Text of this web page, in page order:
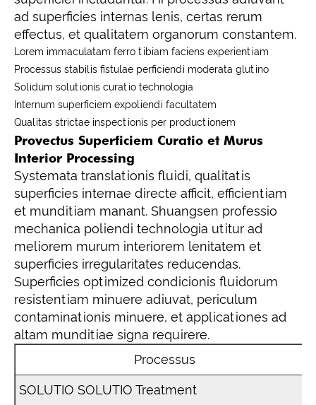
ad superficies internas lenis, certas rerum
effectus, et qualitatem organorum constantem.
Lorem immaculatam ferro tibiam faciens experientiam
Processus stabilis fistulae perficiendi moderata glutino
Solidum solutionis curatio technologia
Internum superficiem expoliendi facultatem
Qualitas strictae inspectionis per productionem
Provectus Superficiem Curatio et Murus
Interior Processing
Systemata translationis fluidi, qualitatis
superficies internae directe afficit, efficientiam
et munditiam manant. Shuangsen professio
mechanica poliendi technologia utitur ad
meliorem murum interiorem lenitatem et
superficies irregularitates reducendas.
Superficies optimized condicionis fluidorum
resistentiam minuere adiuvat, periculum
contaminationis minuere, et applicationes ad
altam munditiae signa requirere.
Processus
SOLUTIO SOLUTIO Treatment